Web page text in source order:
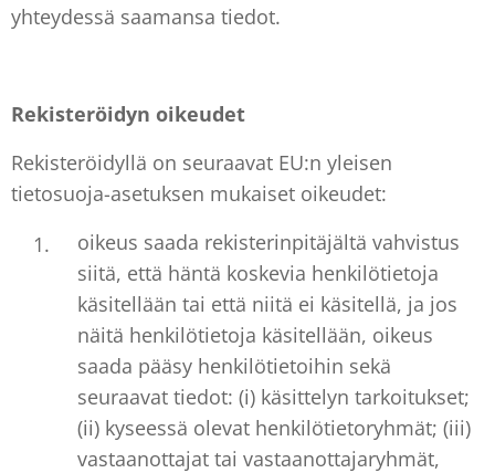
yhteydessä saamansa tiedot.
Rekisteröidyn oikeudet
Rekisteröidyllä on seuraavat EU:n yleisen
tietosuoja-asetuksen mukaiset oikeudet:
oikeus saada rekisterinpitäjältä vahvistus
siitä, että häntä koskevia henkilötietoja
käsitellään tai että niitä ei käsitellä, ja jos
näitä henkilötietoja käsitellään, oikeus
saada pääsy henkilötietoihin sekä
seuraavat tiedot: (i) käsittelyn tarkoitukset;
(ii) kyseessä olevat henkilötietoryhmät; (iii)
vastaanottajat tai vastaanottajaryhmät,